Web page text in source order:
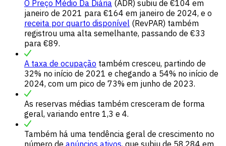
O Preço Médio Da Diária (ADR) subiu de €104 em
janeiro de 2021 para €164 em janeiro de 2024, e o
receita por quarto disponível (RevPAR) também
registrou uma alta semelhante, passando de €33
para €89.
A taxa de ocupação também cresceu, partindo de
32% no início de 2021 e chegando a 54% no início de
2024, com um pico de 73% em junho de 2023.
As reservas médias também cresceram de forma
geral, variando entre 1,3 e 4.
Também há uma tendência geral de crescimento no
número de anúncios ativos, que subiu de 58.284 em